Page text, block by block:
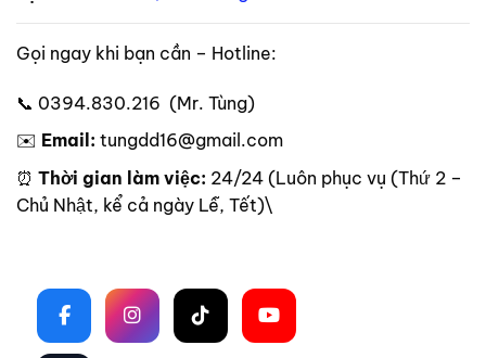
Gọi ngay khi bạn cần – Hotline:
📞 0394.830.216 (Mr. Tùng)
✉️ Email: tungdd16@gmail.com
⏰ Thời gian làm việc: 24/24 (Luôn phục vụ (Thứ 2 –
Chủ Nhật, kể cả ngày Lễ, Tết)\